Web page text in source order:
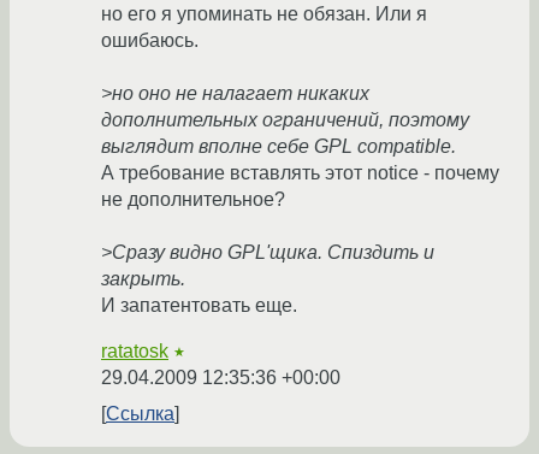
но его я упоминать не обязан. Или я
ошибаюсь.
>но оно не налагает никаких
дополнительных ограничений, поэтому
выглядит вполне себе GPL compatible.
А требование вставлять этот notice - почему
не дополнительное?
>Сразу видно GPL'щика. Спиздить и
закрыть.
И запатентовать еще.
ratatosk ★
29.04.2009 12:35:36 +00:00
Ссылка